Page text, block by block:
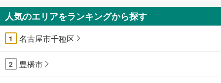
人気のエリアをランキングから探す
1 名古屋市千種区
2 豊橋市